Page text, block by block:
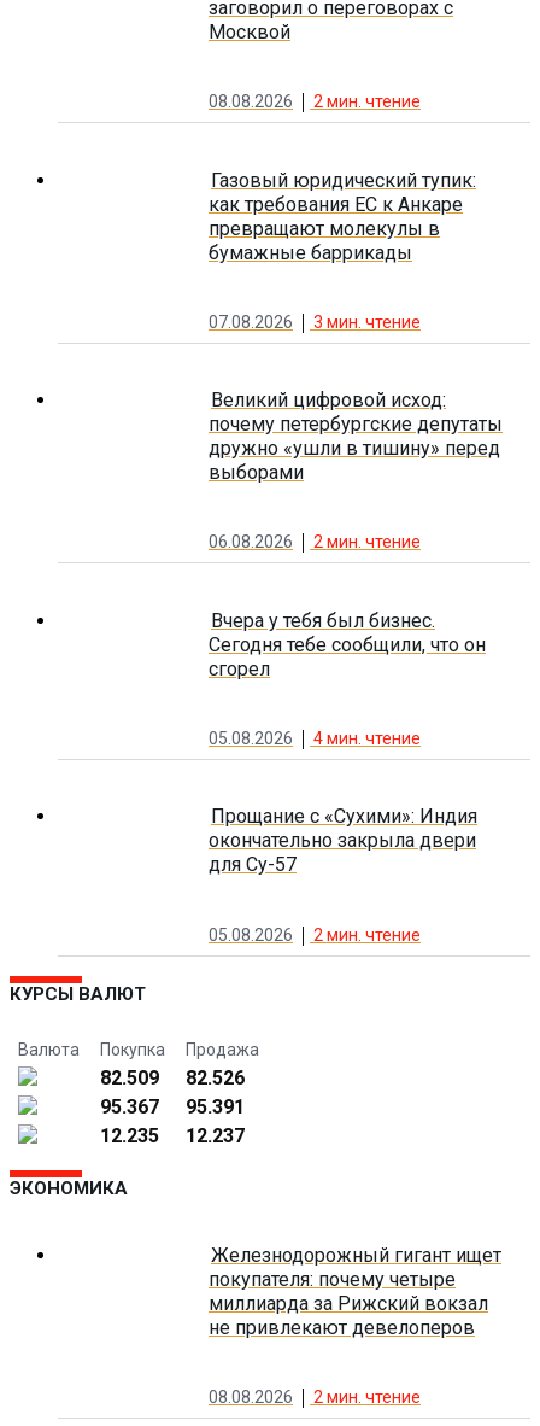
заговорил о переговорах с
Москвой
08.08.2026 2мин. чтение
Газовый юридический тупик:
как требования ЕС к Анкаре
превращают молекулы в
бумажные баррикады
07.08.2026 3 мин. чтение
Великий цифровой исход:
почему петербургские депутаты
дружно «ушли в тишину» перед
выборами
06.08.2026 2мин. чтение
Вчера у тебя был бизнес.
Сегодня тебе сообщили, что он
сгорел
05.08.2026 4мин. чтение
Прощание с «Сухими»: Индия
окончательно закрыла двери
для Су-57
05.08.2026 2 мин. чтение
КУРСЫ ВАЛЮТ
Валюта Покупка Продажа
82.509
82.526
95.367
95.391
12.235
12.237
ЭКОНОМИКА
Железнодорожный гигант ищет
покупателя: почему четыре
миллиарда за Рижский вокзал
не привлекают девелоперов
08.08.2026 2 мин. чтение